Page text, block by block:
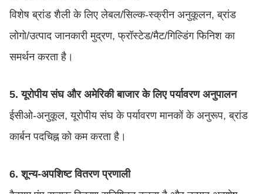
विशेष ब्रांड शैली के लिए लेबल/सिल्क-स्क्रीन अनुकूलन, ब्रांड
लोगो/उत्पाद जानकारी मुद्रण, फ्रॉस्टेड/मैट/गिल्डिंग फिनिश का
समर्थन करता है।
5. यूरोपीय संघ और अमेरिकी बाजार के लिए पर्यावरण अनुपालन
ईसीओ-अनुकूल, यूरोपीय संघ के पर्यावरण मानकों के अनुरूप, ब्रांड
कार्बन पदचिह्न को कम करता है।
6. शून्य-अपशिष्ट वितरण प्रणाली